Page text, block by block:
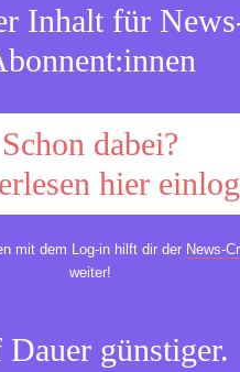
Inhalt für
Schon dabei?
hier
mit dem Log-in hilft dir der News-
weiter!
günstiger.